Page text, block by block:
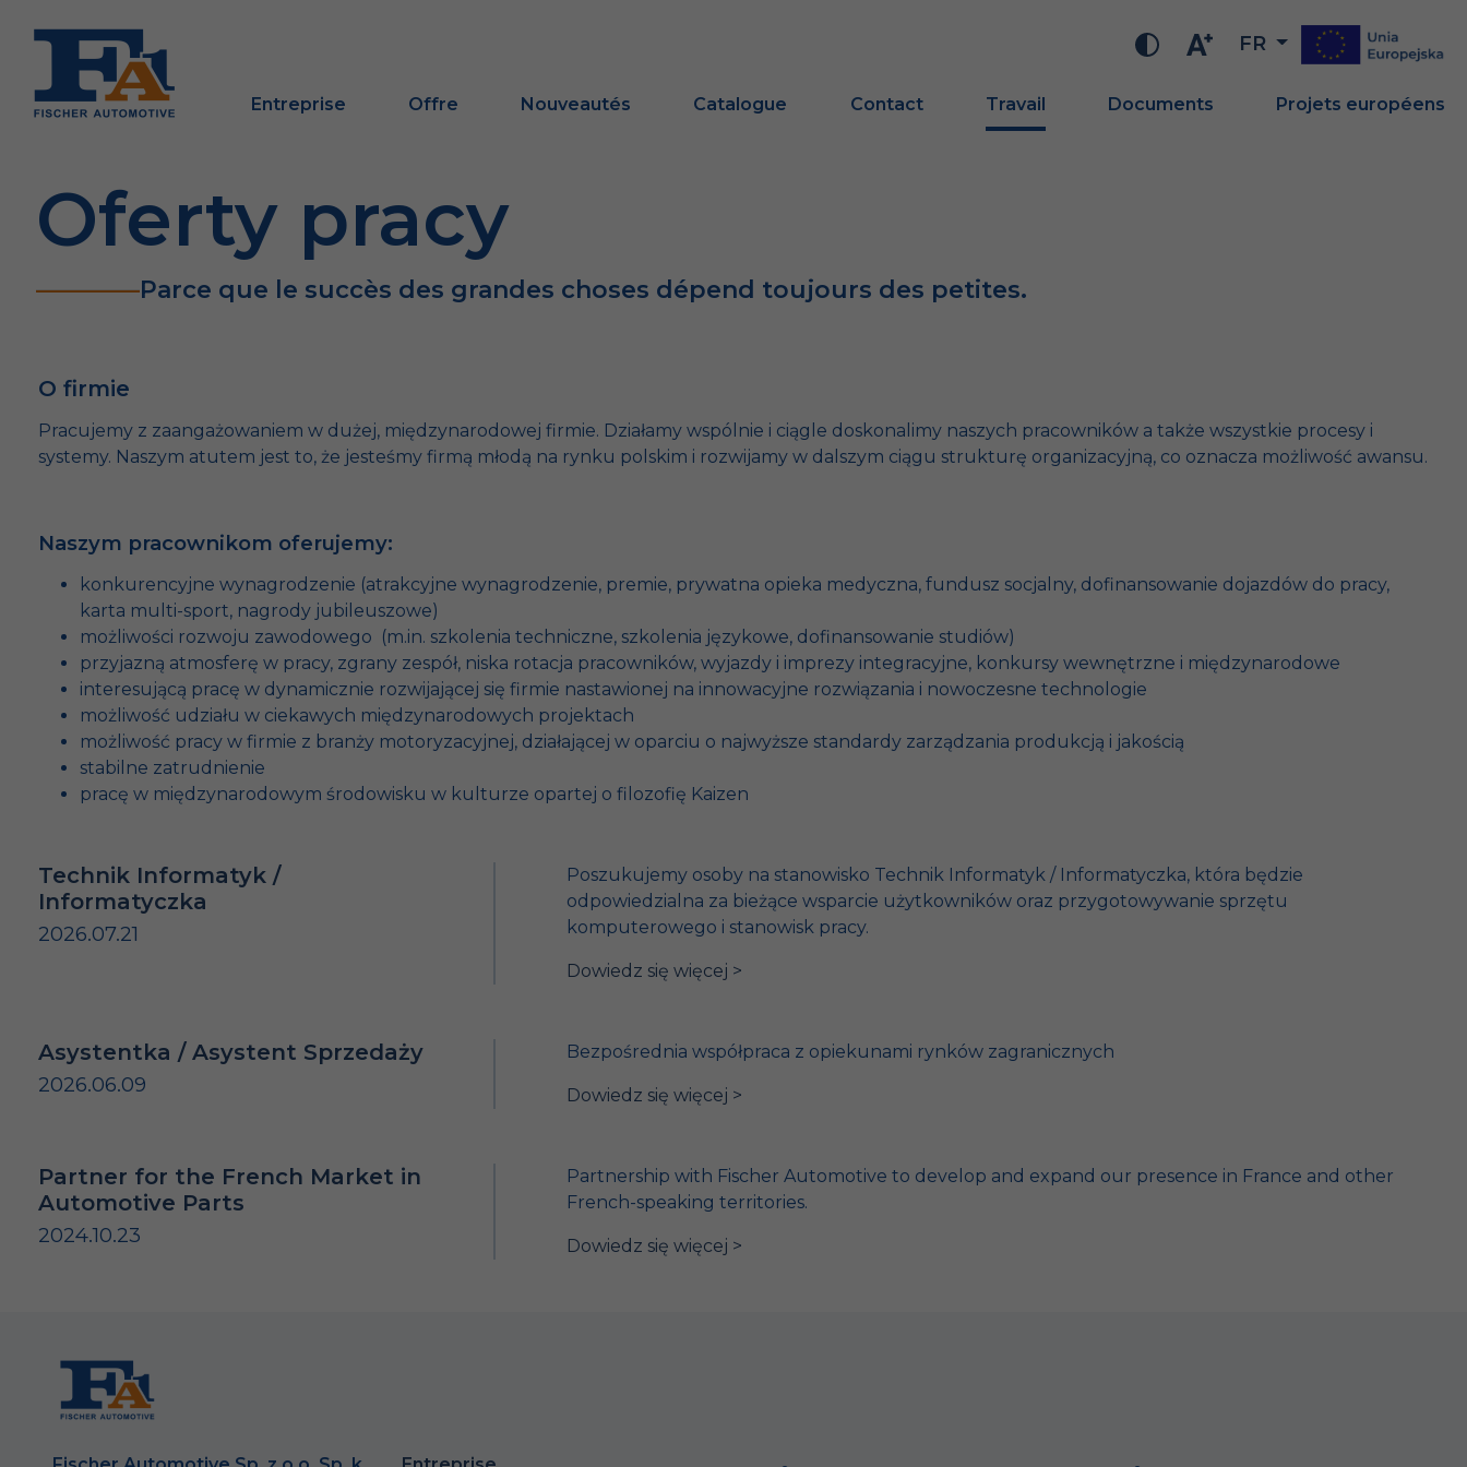
FR
Entreprise Offre Nouveautés Catalogue Contact Travail Documents Projets européens
Oferty pracy
Parce que le succès des grandes choses dépend toujours des petites.
O firmie
Pracujemy z zaangażowaniem w dużej, międzynarodowej firmie. Działamy wspólnie i ciągle doskonalimy naszych pracowników a także wszystkie procesy i
systemy. Naszym atutem jest to, że jesteśmy firmą młodą na rynku polskim i rozwijamy w dalszym ciągu strukturę organizacyjną, co oznacza możliwość awansu.
Naszym pracownikom oferujemy:
konkurencyjne wynagrodzenie (atrakcyjne wynagrodzenie, premie, prywatna opieka medyczna, fundusz socjalny, dofinansowanie dojazdów do pracy,
karta multi-sport, nagrody jubileuszowe)
możliwości rozwoju zawodowego (m.in. szkolenia techniczne, szkolenia językowe, dofinansowanie studiów)
przyjazną atmosferę w pracy, zgrany zespół, niska rotacja pracowników, wyjazdy i imprezy integracyjne, konkursy wewnętrzne i międzynarodowe
interesującą pracę w dynamicznie rozwijającej się firmie nastawionej na innowacyjne rozwiązania i nowoczesne technologie
możliwość udziału w ciekawych międzynarodowych projektach
możliwość pracy w firmie z branży motoryzacyjnej, działającej w oparciu o najwyższe standardy zarządzania produkcją i jakością
stabilne zatrudnienie
pracę w międzynarodowym środowisku w kulturze opartej o filozofię Kaizen
Technik Informatyk /
Informatyczka
2026.07.21
Poszukujemy osoby na stanowisko Technik Informatyk / Informatyczka, która będzie
odpowiedzialna za bieżące wsparcie użytkowników oraz przygotowywanie sprzętu
komputerowego i stanowisk pracy.
Dowiedz się więcej >
Asystentka / Asystent Sprzedaży
2026.06.09
Bezpośrednia współpraca z opiekunami rynków zagranicznych
Dowiedz się więcej >
Partner for the French Market in
Automotive Parts
2024.10.23
Partnership with Fischer Automotive to develop and expand our presence in France and other
French-speaking territories.
Dowiedz się więcej >